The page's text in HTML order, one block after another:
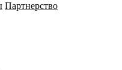
Партнерство